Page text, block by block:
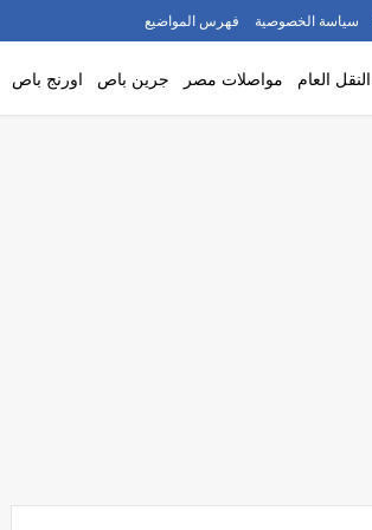
سياسة الخصوصية فهرس المواضيع
العام مواصلات مصر جرين باص اورنج باص